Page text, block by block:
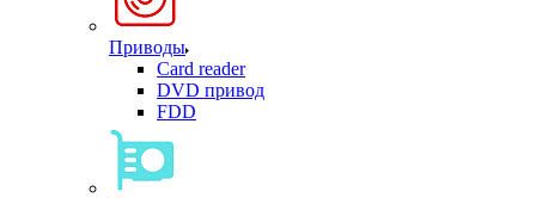
Приводы
Card reader
DVD привод
FDD